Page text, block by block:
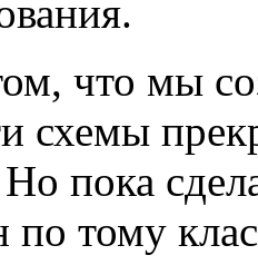
что мы
схемы
пока
по тому